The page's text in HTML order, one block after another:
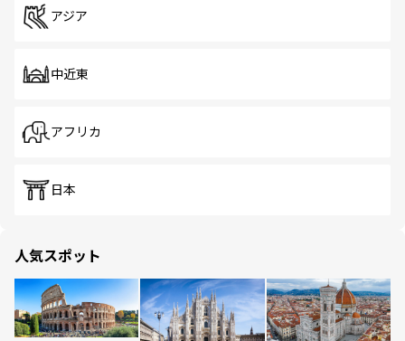
アジア
中近東
アフリカ
日本
人気スポット